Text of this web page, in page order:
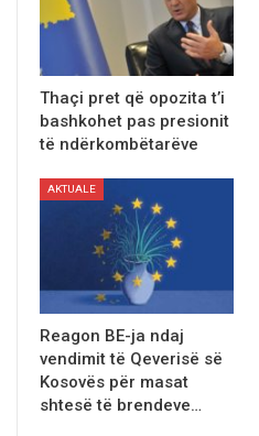
Thaçi pret që opozita t’i
bashkohet pas presionit
të ndërkombëtarëve
AKTUALE
Reagon BE-ja ndaj
vendimit tё Qeverisë së
Kosovës për masat
shtesë të brendeve…